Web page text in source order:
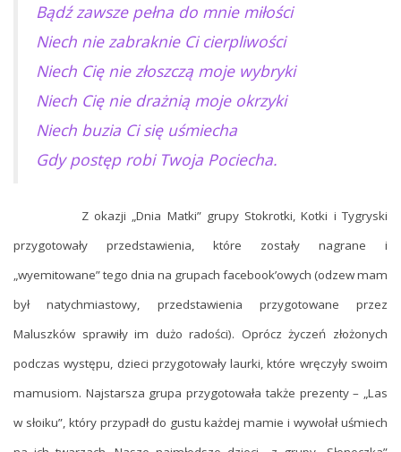
Bądź zawsze pełna do mnie miłości
Niech nie zabraknie Ci cierpliwości
Niech Cię nie złoszczą moje wybryki
Niech Cię nie drażnią moje okrzyki
Niech buzia Ci się uśmiecha
Gdy postęp robi Twoja Pociecha.
Z okazji „Dnia Matki” grupy Stokrotki, Kotki i Tygryski
przygotowały przedstawienia, które zostały nagrane i
„wyemitowane” tego dnia na grupach facebook’owych (odzew mam
był natychmiastowy, przedstawienia przygotowane przez
Maluszków sprawiły im dużo radości). Oprócz życzeń złożonych
podczas występu, dzieci przygotowały laurki, które wręczyły swoim
mamusiom. Najstarsza grupa przygotowała także prezenty – „Las
w słoiku”, który przypadł do gustu każdej mamie i wywołał uśmiech